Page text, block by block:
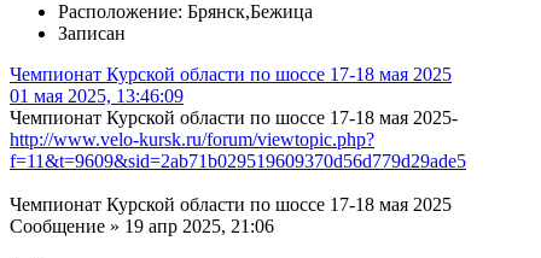
Расположение: Брянск,Бежица
Записан
Чемпионат Курской области по шоссе 17-18 мая 2025
01 мая 2025, 13:46:09
Чемпионат Курской области по шоссе 17-18 мая 2025-
http://www.velo-kursk.ru/forum/viewtopic.php?
f=11&t=9609&sid=2ab71b029519609370d56d779d29ade5
Чемпионат Курской области по шоссе 17-18 мая 2025
Сообщение » 19 апр 2025, 21:06